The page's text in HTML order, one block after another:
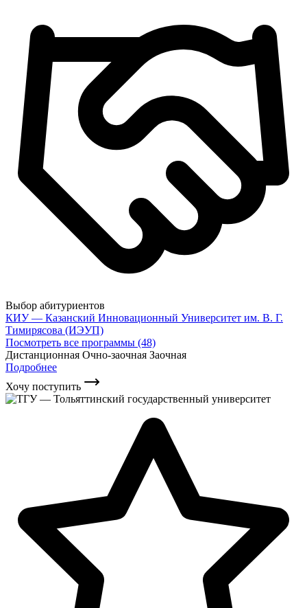
Выбор абитуриентов
КИУ — Казанский Инновационный Университет им. В. Г.
Тимирясова (ИЭУП)
Посмотреть все программы (48)
Дистанционная Очно-заочная Заочная
Подробнее
Хочу поступить